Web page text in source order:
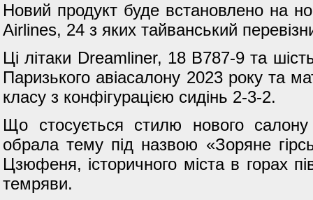
Новий продукт буде встановлено на
Airlines, 24 з яких тайванський
Ці літаки Dreamliner, 18 B787-9 та
Паризького авіасалону 2023 року та
класу з конфігурацією сидінь 2-3-2.
Що стосується стилю нового
обрала тему під назвою «Зоряне
Цзюфеня, історичного міста в горах
темряви.